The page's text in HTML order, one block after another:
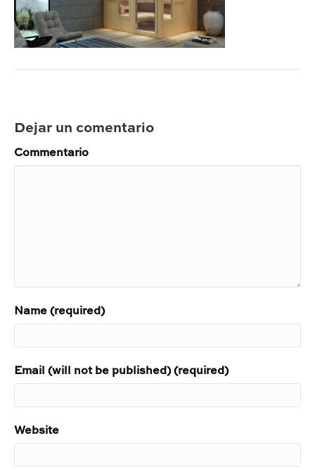
Dejar un comentario
Commentario
Name (required)
Email (will not be published) (required)
Website